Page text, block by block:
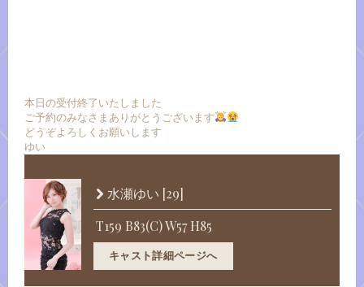
本日の受付終了いたしました
ご予約のみなさまありがとうございます
どうぞよろしくお願いします
ゆい
水瀬ゆい [29]
T159 B83(C) W57 H85
キャスト詳細ページへ